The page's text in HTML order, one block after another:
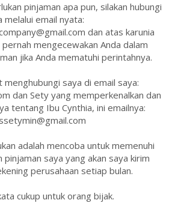
pinjaman apa pun, silakan hubungi
melalui email nyata:
dan atas karunia
pernah mengecewakan Anda dalam
jika Anda mematuhi perintahnya.
menghubungi saya di email saya:
dan Sety yang memperkenalkan dan
tentang Ibu Cynthia, ini emailnya:
adalah mencoba untuk memenuhi
pinjaman saya yang akan saya kirim
perusahaan setiap bulan.
cukup untuk orang bijak.